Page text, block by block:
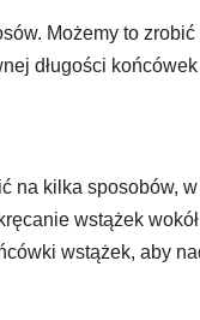
Możemy to
długości
na kilka sposobów,
wstążek
wstążek, aby